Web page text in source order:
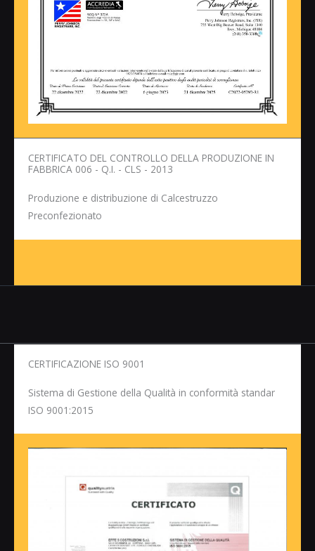
CERTIFICATO DEL CONTROLLO DELLA PRODUZIONE IN
FABBRICA 006 - Q.I. - CLS - 2013
Produzione e distribuzione di Calcestruzzo
Preconfezionato
CERTIFICAZIONE ISO 9001
Sistema di Gestione della Qualità in conformità standar
ISO 9001:2015